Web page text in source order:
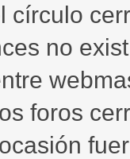
círculo
no
foros